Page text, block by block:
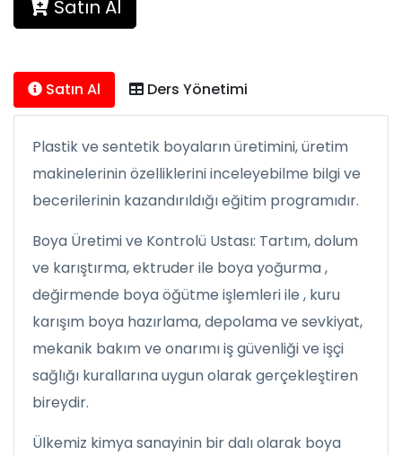
Satın Al
Satın Al Ders Yönetimi
Plastik ve sentetik boyaların üretimini, üretim
makinelerinin özelliklerini inceleyebilme bilgi ve
becerilerinin kazandırıldığı eğitim programıdır.
Boya Üretimi ve Kontrolü Ustası: Tartım, dolum
ve karıştırma, ektruder ile boya yoğurma ,
değirmende boya öğütme işlemleri ile , kuru
karışım boya hazırlama, depolama ve sevkiyat,
mekanik bakım ve onarımı iş güvenliği ve işçi
sağlığı kurallarına uygun olarak gerçekleştiren
bireydir.
Ülkemiz kimya sanayinin bir dalı olarak boya